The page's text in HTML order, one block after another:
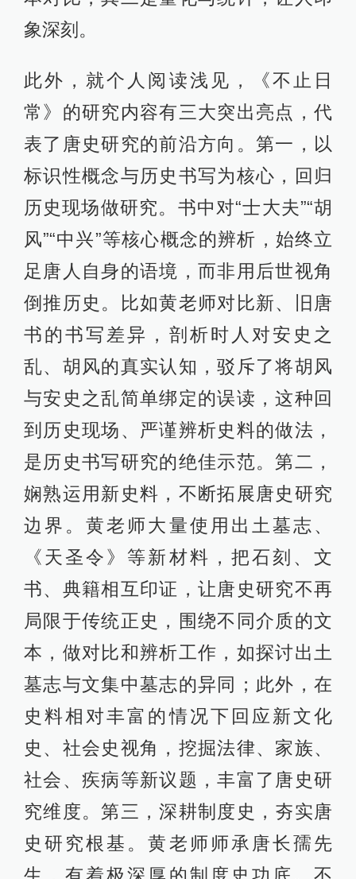
象深刻。
此外，就个人阅读浅见，《不止日
常》的研究内容有三大突出亮点，代
表了唐史研究的前沿方向。第一，以
标识性概念与历史书写为核心，回归
历史现场做研究。书中对“士大夫”“胡
风”“中兴”等核心概念的辨析，始终立
足唐人自身的语境，而非用后世视角
倒推历史。比如黄老师对比新、旧唐
书的书写差异，剖析时人对安史之
乱、胡风的真实认知，驳斥了将胡风
与安史之乱简单绑定的误读，这种回
到历史现场、严谨辨析史料的做法，
是历史书写研究的绝佳示范。第二，
娴熟运用新史料，不断拓展唐史研究
边界。黄老师大量使用出土墓志、
《天圣令》等新材料，把石刻、文
书、典籍相互印证，让唐史研究不再
局限于传统正史，围绕不同介质的文
本，做对比和辨析工作，如探讨出土
墓志与文集中墓志的异同；此外，在
史料相对丰富的情况下回应新文化
史、社会史视角，挖掘法律、家族、
社会、疾病等新议题，丰富了唐史研
究维度。第三，深耕制度史，夯实唐
史研究根基。黄老师师承唐长孺先
生，有着极深厚的制度史功底。不